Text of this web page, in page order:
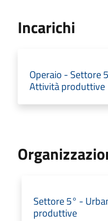
Incarichi
Operaio - Settore
Attività produttive
Settore 5° -
produttive